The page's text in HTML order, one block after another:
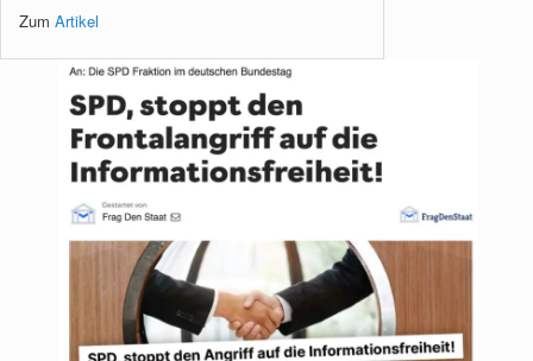
Zum Artikel